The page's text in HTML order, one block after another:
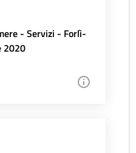
- Servizi - Forlì-
2020